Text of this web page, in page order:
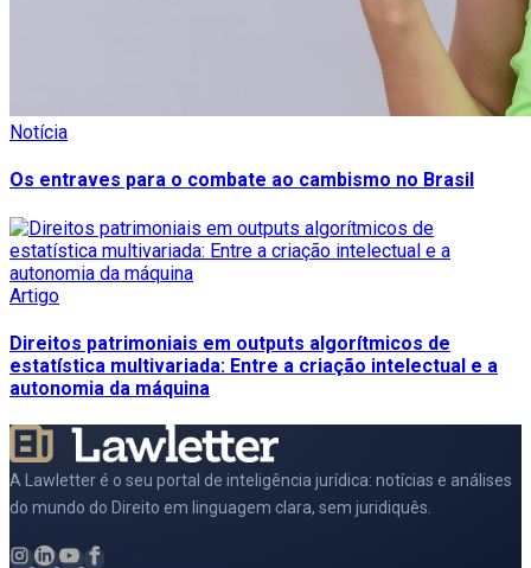
Notícia
Os entraves para o combate ao cambismo no Brasil
Artigo
Direitos patrimoniais em outputs algorítmicos de
estatística multivariada: Entre a criação intelectual e a
autonomia da máquina
A Lawletter é o seu portal de inteligência jurídica: notícias e análises
do mundo do Direito em linguagem clara, sem juridiquês.